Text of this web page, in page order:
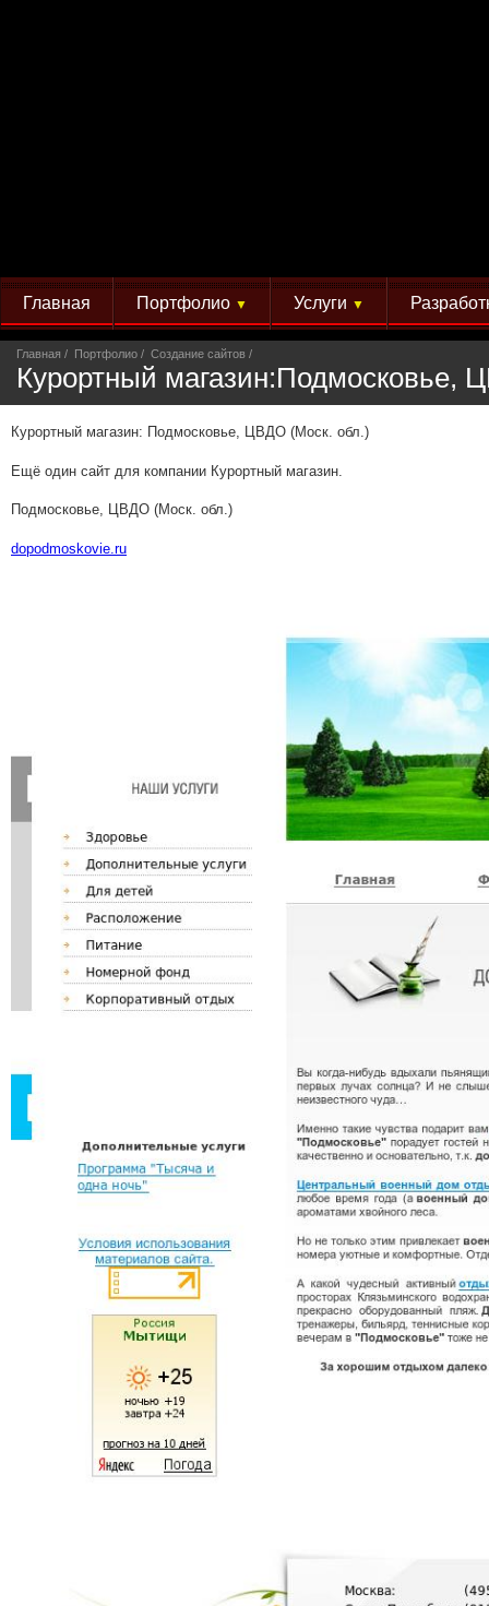
Главная Портфолио ▼ Услуги ▼
Главная Портфолио Создание сайтов
Курортный магазин:Подмосковье,
Курортный магазин: Подмосковье, ЦВДО (Моск. обл.)
Ещё один сайт для компании Курортный магазин.
Подмосковье, ЦВДО (Моск. обл.)
dopodmoskovie.ru